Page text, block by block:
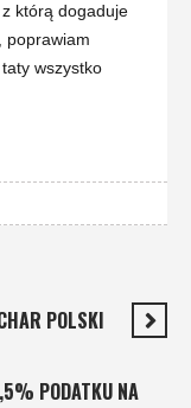
którą dogaduje
poprawiam
wszystko
POLSKI
PODATKU NA